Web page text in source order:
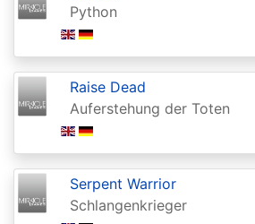
Promos
Avacyn
Restored
Baldurs
Commander
Baldurs
Gate:
Python
Raise Dead
Auferstehung der Toten
Serpent Warrior
Schlangenkrieger